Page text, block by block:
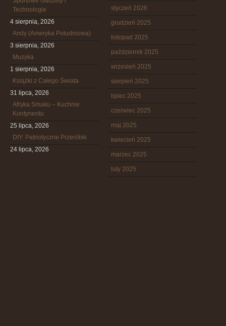
Technologie
4 sierpnia, 2026
Andy (Ameryka Południowa)
3 sierpnia, 2026
Muzyka
1 sierpnia, 2026
Książki z Całego Świata
31 lipca, 2026
Afryka Smaku – Kuchnie
Kontynentu
25 lipca, 2026
DIY: Patriotyczne Przeróbki
24 lipca, 2026
styczeń 2026
grudzień 2025
listopad 2025
październik 2025
wrzesień 2025
sierpień 2025
lipiec 2025
czerwiec 2025
maj 2025
kwiecień 2025
marzec 2025
luty 2025